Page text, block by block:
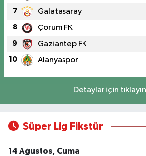
7 Galatasaray
8 Çorum FK
9 Gaziantep FK
10 Alanyaspor
Detaylar için tıklayın
Süper Lig Fikstür
14 Ağustos, Cuma